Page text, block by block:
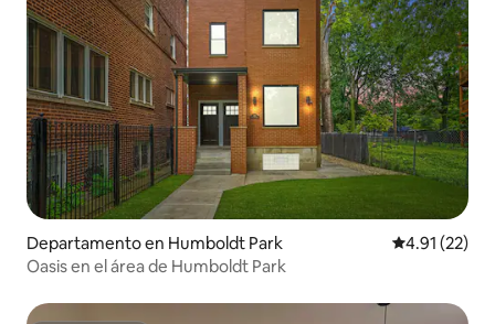
Departamento en Humboldt Park Calificación
4.91 (22)
Oasis en el área de Humboldt Park